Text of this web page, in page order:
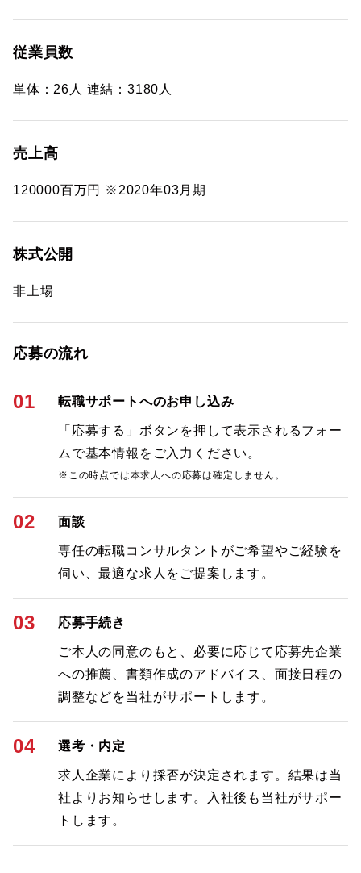
従業員数
単体：26人 連結：3180人
売上高
120000百万円 ※2020年03月期
株式公開
非上場
応募の流れ
01 転職サポートへのお申し込み
「応募する」ボタンを押して表示されるフォー
ムで基本情報をご入力ください。
※この時点では本求人への応募は確定しません。
02 面談
専任の転職コンサルタントがご希望やご経験を
伺い、最適な求人をご提案します。
03 応募手続き
ご本人の同意のもと、必要に応じて応募先企業
への推薦、書類作成のアドバイス、面接日程の
調整などを当社がサポートします。
04 選考・内定
求人企業により採否が決定されます。結果は当
社よりお知らせします。入社後も当社がサポー
トします。